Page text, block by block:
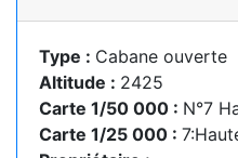
Type : Cabane ouverte
Altitude : 2425
Carte 1/50 000 : N°7
Carte 1/25 000 :